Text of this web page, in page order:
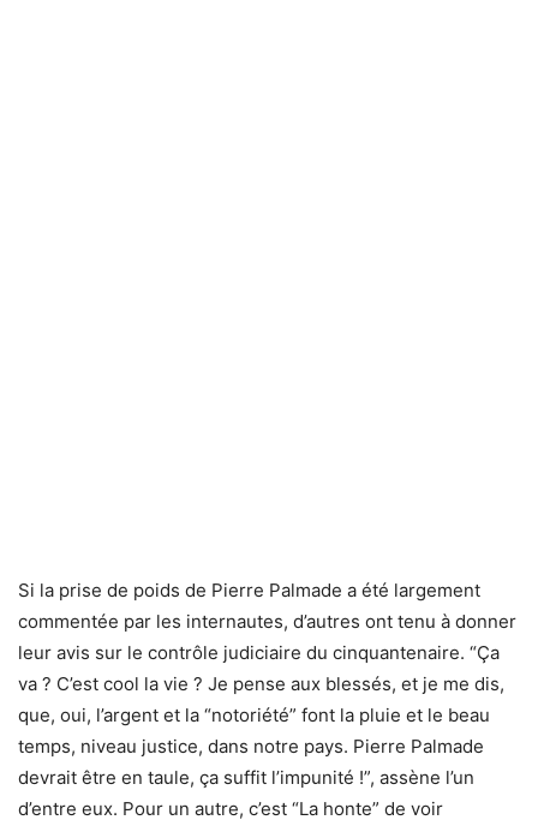
Si la prise de poids de Pierre Palmade a été largement
commentée par les internautes, d’autres ont tenu à donner
leur avis sur le contrôle judiciaire du cinquantenaire. “Ça
va ? C’est cool la vie ? Je pense aux blessés, et je me dis,
que, oui, l’argent et la “notoriété” font la pluie et le beau
temps, niveau justice, dans notre pays. Pierre Palmade
devrait être en taule, ça suffit l’impunité !”, assène l’un
d’entre eux. Pour un autre, c’est “La honte” de voir